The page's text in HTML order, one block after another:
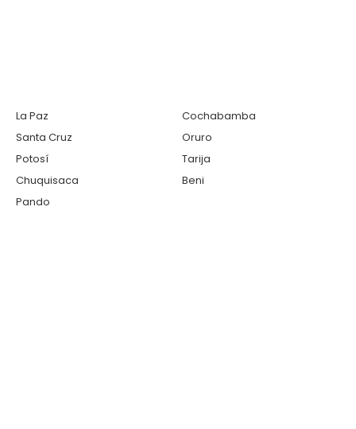
La Paz
Cochabamba
Santa Cruz
Oruro
Potosí
Tarija
Chuquisaca
Beni
Pando